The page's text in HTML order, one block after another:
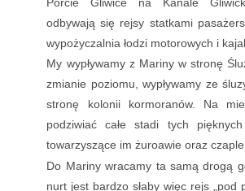
odbywają się rejsy statkami
wypożyczalnia łodzi motorowych i
My wypływamy z Mariny w stronę
zmianie poziomu, wypływamy ze
stronę kolonii kormoranów. Na
podziwiać całe stadi tych
towarzyszące im żuroawie oraz czaple
Do Mariny wracamy ta samą drogą
nurt jest bardzo słaby więc rejs „pod